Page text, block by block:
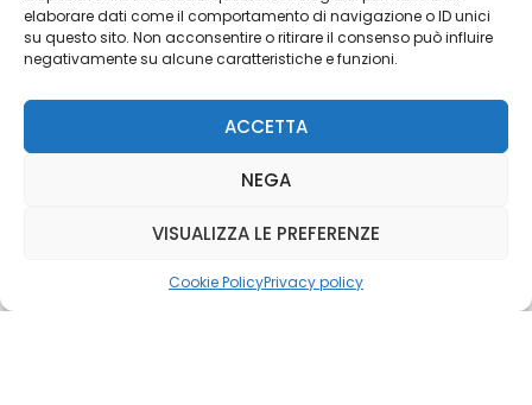
elaborare dati come il comportamento di navigazione o ID unici
su questo sito. Non acconsentire o ritirare il consenso può influire
negativamente su alcune caratteristiche e funzioni.
ACCETTA
NEGA
VISUALIZZA LE PREFERENZE
Cookie PolicyPrivacy policy
P.I. 06982770965
Privacy Policy
Cookie Policy